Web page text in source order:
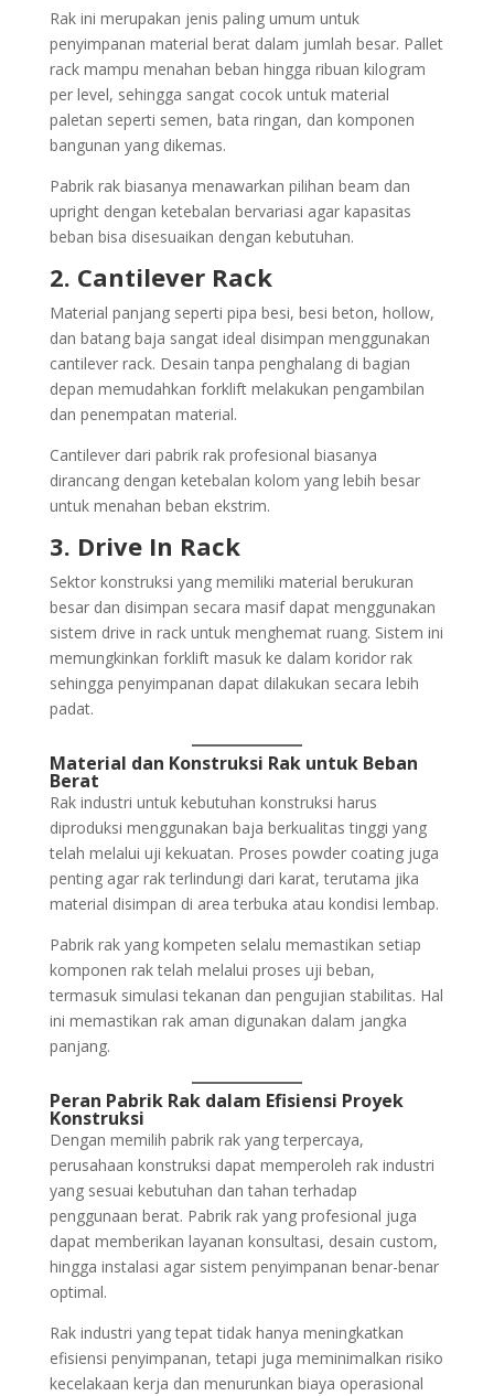
Rak ini merupakan jenis paling umum untuk
penyimpanan material berat dalam jumlah besar. Pallet
rack mampu menahan beban hingga ribuan kilogram
per level, sehingga sangat cocok untuk material
paletan seperti semen, bata ringan, dan komponen
bangunan yang dikemas.
Pabrik rak biasanya menawarkan pilihan beam dan
upright dengan ketebalan bervariasi agar kapasitas
beban bisa disesuaikan dengan kebutuhan.
2. Cantilever Rack
Material panjang seperti pipa besi, besi beton, hollow,
dan batang baja sangat ideal disimpan menggunakan
cantilever rack. Desain tanpa penghalang di bagian
depan memudahkan forklift melakukan pengambilan
dan penempatan material.
Cantilever dari pabrik rak profesional biasanya
dirancang dengan ketebalan kolom yang lebih besar
untuk menahan beban ekstrim.
3. Drive In Rack
Sektor konstruksi yang memiliki material berukuran
besar dan disimpan secara masif dapat menggunakan
sistem drive in rack untuk menghemat ruang. Sistem ini
memungkinkan forklift masuk ke dalam koridor rak
sehingga penyimpanan dapat dilakukan secara lebih
padat.
Material dan Konstruksi Rak untuk Beban
Berat
Rak industri untuk kebutuhan konstruksi harus
diproduksi menggunakan baja berkualitas tinggi yang
telah melalui uji kekuatan. Proses powder coating juga
penting agar rak terlindungi dari karat, terutama jika
material disimpan di area terbuka atau kondisi lembap.
Pabrik rak yang kompeten selalu memastikan setiap
komponen rak telah melalui proses uji beban,
termasuk simulasi tekanan dan pengujian stabilitas. Hal
ini memastikan rak aman digunakan dalam jangka
panjang.
Peran Pabrik Rak dalam Efisiensi Proyek
Konstruksi
Dengan memilih pabrik rak yang terpercaya,
perusahaan konstruksi dapat memperoleh rak industri
yang sesuai kebutuhan dan tahan terhadap
penggunaan berat. Pabrik rak yang profesional juga
dapat memberikan layanan konsultasi, desain custom,
hingga instalasi agar sistem penyimpanan benar-benar
optimal.
Rak industri yang tepat tidak hanya meningkatkan
efisiensi penyimpanan, tetapi juga meminimalkan risiko
kecelakaan kerja dan menurunkan biaya operasional